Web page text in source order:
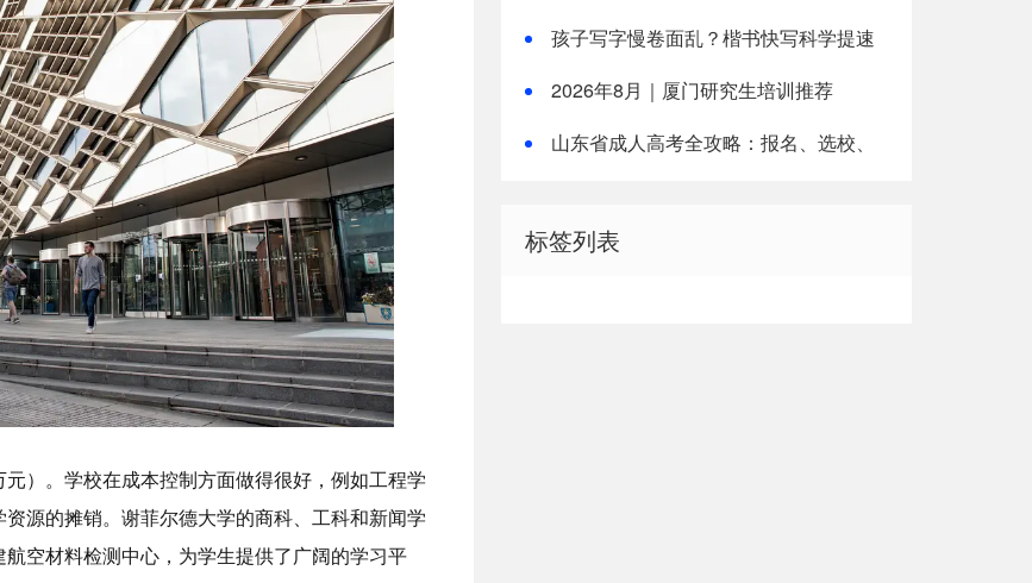
）。学校在成本控制方面做得很好，例如工程学
源的摊销。谢菲尔德大学的商科、工科和新闻学
空材料检测中心，为学生提供了广阔的学习平
孩子写字慢卷面乱？楷书快写科学提速
2026年8月｜厦门研究生培训推荐
山东省成人高考全攻略：报名、选校、
标签列表